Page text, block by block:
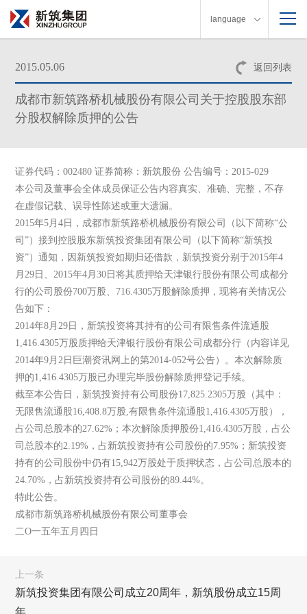
language
返回列表
2015.05.06
成都市新筑路桥机械股份有限公司关于控股股东部
分股权解除质押的公告
证券代码：002480 证券简称：新筑股份 公告编号：2015-029
本公司及董事会全体成员保证公告内容真实、准确、完整，不存
在虚假记载、误导性陈述或重大遗漏。
2015年5月4日，成都市新筑路桥机械股份有限公司（以下简称“公
司”）接到控股股东新筑投资集团有限公司（以下简称“新筑投
资”）通知，因新筑投资如期归还借款，新筑投资分别于2015年4
月29日、2015年4月30日将其质押给天津银行股份有限公司成都分
行的公司股份700万股、716.4305万股解除质押，现将有关情况公
告如下：
2014年8月29日，新筑投资将其持有的公司有限售条件流通股
1,416.4305万股质押给天津银行股份有限公司成都分行（内容详见
2014年9月2日巨潮资讯网上的第2014-052号公告）。本次解除质
押的1,416.4305万股已办理完毕股份解除质押登记手续。
截至本公告日，新筑投资持有公司股份17,825.2305万股（其中：
无限售流通股16,408.8万股,有限售条件流通股1,416.4305万股），
占公司总股本的27.62%；本次解除质押股份1,416.4305万股，占公
司总股本的2.19%，占新筑投资持有公司股份的7.95%；新筑投资
持有的公司股份中仍有15,942万股处于质押状态，占公司总股本的
24.70%，占新筑投资持有公司股份的89.44%。
特此公告。
成都市新筑路桥机械股份有限公司董事会
二O一五年五月四日
上一条
新筑投资集团有限公司成立20周年，新筑股份成立15周
年